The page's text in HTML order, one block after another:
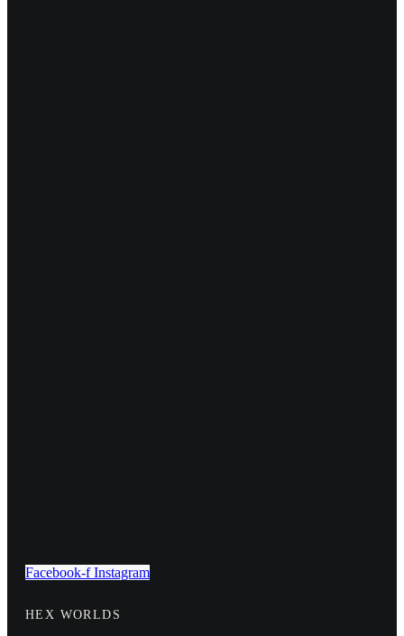
Facebook-f Instagram
HEX WORLDS